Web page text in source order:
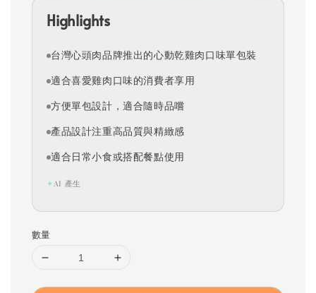
Highlights
台灣心頭肉品牌推出的心動乾雞肉口味單包裝
適合喜愛雞肉口味的消費者享用
方便單包設計，適合隨時品嚐
產品設計注重高品質與精緻感
適合日常小食或搭配餐點使用
✦ AI 產生
數量